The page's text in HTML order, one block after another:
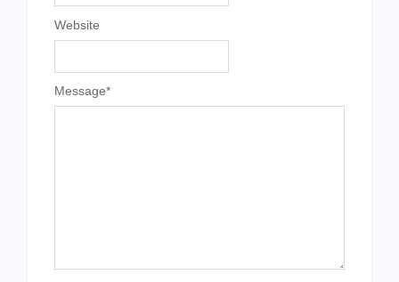
Message*
Website